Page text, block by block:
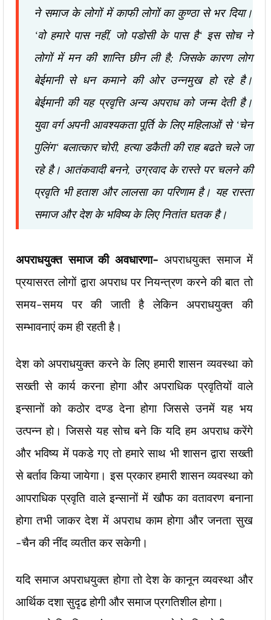
ने समाज के लोगों में काफी लोगों का कुण्ठा से भर दिया।
‘वो हमारे पास नहीं, जो पडोसी के पास है‘ इस सोच ने
लोगों में मन की शान्ति छीन ली है; जिसके कारण लोग
बेईमानी से धन कमाने की ओर उन्नमुख हो रहे है।
बेईमानी की यह प्रवृत्ति अन्य अपराध को जन्म देती है।
युवा वर्ग अपनी आवश्यकता पूर्ति के लिए महिलाओं से ‘चेन
पुलिंग‘ बलात्कार चोरी, हत्या डकैती की राह बढते चले जा
रहे है। आतंकवादी बनने, उग्रवाद के रास्ते पर चलने की
प्रवृति भी हताश और लालसा का परिणाम है। यह रास्ता
समाज और देश के भविष्य के लिए नितांत घतक है।
अपराधयुक्त समाज की अवधारणा- अपराधयुक्त समाज में
प्रयासरत लोगों द्वारा अपराध पर नियन्त्रण करने की बात तो
समय-समय पर की जाती है लेकिन अपराधयुक्त की
सम्भावनाएं कम ही रहती है।
देश को अपराधयुक्त करने के लिए हमारी शासन व्यवस्था को
सख्ती से कार्य करना होगा और अपराधिक प्रवृतियों वाले
इन्सानों को कठोर दण्ड देना होगा जिससे उनमें यह भय
उत्पन्न हो। जिससे यह सोच बने कि यदि हम अपराध करेंगे
और भविष्य में पकडे गए तो हमारे साथ भी शासन द्वारा सख्ती
से बर्ताव किया जायेगा। इस प्रकार हमारी शासन व्यवस्था को
आपराधिक प्रवृति वाले इन्सानों में खौफ का वतावरण बनाना
होगा तभी जाकर देश में अपराध काम होगा और जनता सुख
-चैन की नींद व्यतीत कर सकेगी।
यदि समाज अपराधयुक्त होगा तो देश के कानून व्यवस्था और
आर्थिक दशा सुदृढ होगी और समाज प्रगतिशील होगा।